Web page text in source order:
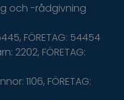
och -rådgivning
FÖRETAG: 54454
2202, FÖRETAG:
1106, FÖRETAG: